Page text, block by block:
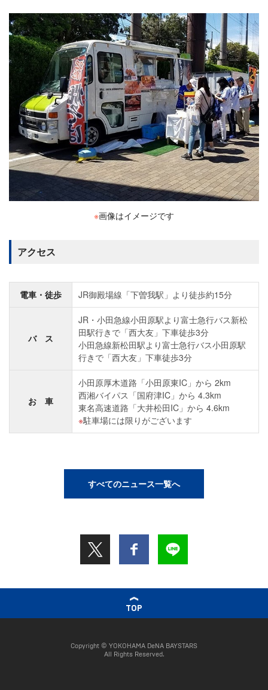
※画像はイメージです
アクセス
電車・徒歩 JR御殿場線「下曽我駅」より徒歩約15分
バ ス
JR・小田急線小田原駅より富士急行バス新松
田駅行きで「西大友」下車徒歩3分
小田急線新松田駅より富士急行バス小田原駅
行きで「西大友」下車徒歩3分
お 車
小田原厚木道路「小田原東IC」から 2km
西湘バイパス「国府津IC」から 4.3km
東名高速道路「大井松田IC」から 4.6km
駐車場には限りがございます
すべてのニュース一覧へ
TOP
Copyright © YOKOHAMA DeNA BAYSTARS
All Rights Reserved.